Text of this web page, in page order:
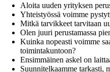
Aloita uuden yrityksen
Yhteistyössä voimme
Mitkä tarvikkeet tarvitaan
Olen juuri perustamassa
Kuinka nopeasti voimme
toimintakuntoon?
Ensimmäinen askel on
Suunnitelkaamme tarkasti,